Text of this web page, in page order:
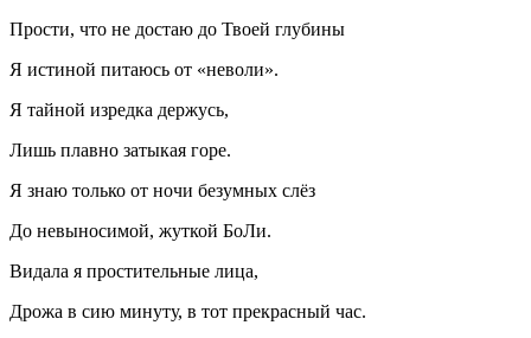
Прости, что не достаю до Твоей глубины
Я истиной питаюсь от «неволи».
Я тайной изредка держусь,
Лишь плавно затыкая горе.
Я знаю только от ночи безумных слёз
До невыносимой, жуткой БоЛи.
Видала я простительные лица,
Дрожа в сию минуту, в тот прекрасный час.